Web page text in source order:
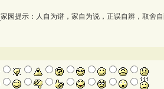
家园提示：人自为谱，家自为说，正误自辨，取舍